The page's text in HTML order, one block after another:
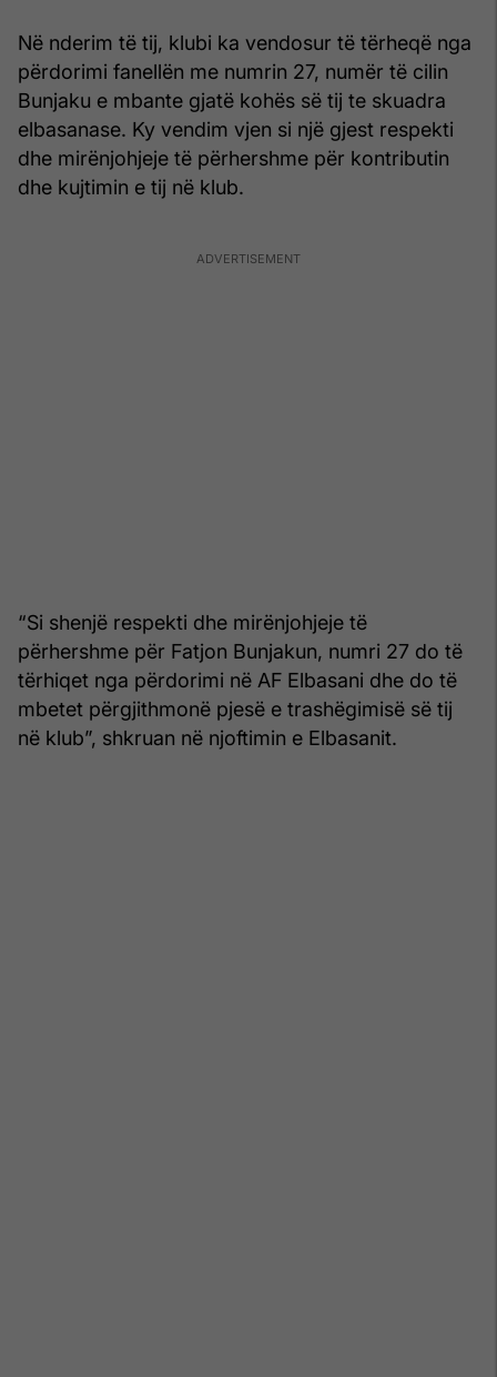
Në nderim të tij, klubi ka vendosur të tërheqë nga
përdorimi fanellën me numrin 27, numër të cilin
Bunjaku e mbante gjatë kohës së tij te skuadra
elbasanase. Ky vendim vjen si një gjest respekti
dhe mirënjohjeje të përhershme për kontributin
dhe kujtimin e tij në klub.
“Si shenjë respekti dhe mirënjohjeje të
përhershme për Fatjon Bunjakun, numri 27 do të
tërhiqet nga përdorimi në AF Elbasani dhe do të
mbetet përgjithmonë pjesë e trashëgimisë së tij
në klub”, shkruan në njoftimin e Elbasanit.